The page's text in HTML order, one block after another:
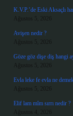
K.V.P.’de Eski Aksaçlı
Ağustos 5, 2026
Avişen nedir ?
Ağustos 5, 2026
Göze göz dişe diş hangi
Ağustos 5, 2026
Evla leke fe evla ne
Ağustos 5, 2026
Elif lam mîm sırrı nedir ?
Ağustos 4, 2026